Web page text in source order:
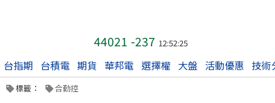
44021 -237 12:52:25
台指期 台積電 期貨 華邦電 選擇權 大盤 活動優惠 技術
標籤： 合勤控